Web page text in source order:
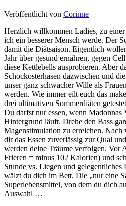
Veröffentlicht von Corinne
Herzlich willkommen Ladies, zu
ich ein besserer Mensch werde. Der
damit die Diätsaison. Eigentlich
Jahr über gesund ernähren, gegen
diese Kettlebells ausprobieren. Aber
Schockosterhasen dazwischen und
unser ganz schwacher Wille als
werden. Wie immer eilt euch das
drei ultimativen Sommerdiäten
Du darfst nur essen, wenn
Hintergrund läuft. Drehe den Bass
Magenstimulation zu erreichen.
dir das Essen zuverlässig zur Qual
werden deine Träume verfolgen. Vor
Frieren = minus 102 Kalorien) und
Stunde vs. Liegen und
wälzt du dich im Bett. Die „nur eine
Superlebensmittel, von dem du dich
Auswahl …